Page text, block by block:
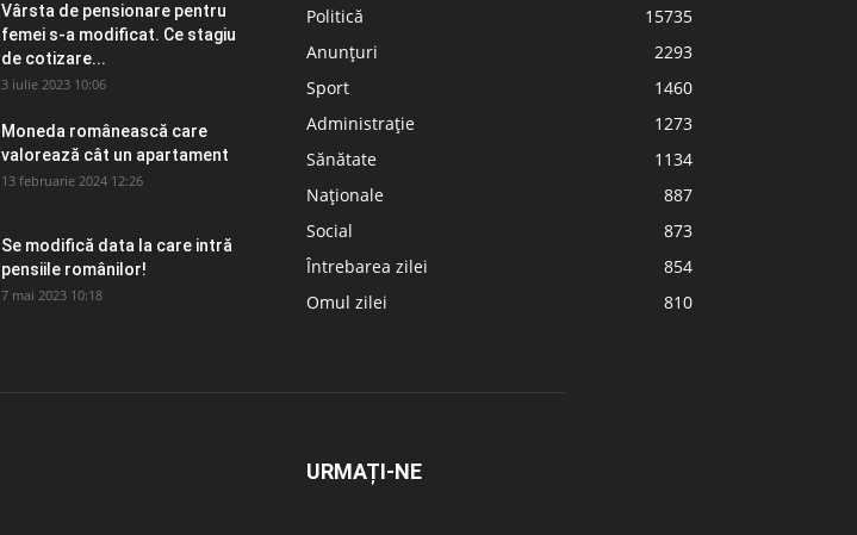
Vârsta de pensionare pentru
femei s-a modificat. Ce stagiu
de cotizare...
3 iulie 2023 10:06
Moneda românească care
valorează cât un apartament
13 februarie 2024 12:26
Se modifică data la care intră
pensiile românilor!
7 mai 2023 10:18
Politică
15735
Anunțuri
2293
Sport
1460
Administrație
1273
Sănătate
1134
Naționale
887
Social
873
Întrebarea zilei
854
Omul zilei
810
URMAȚI-NE